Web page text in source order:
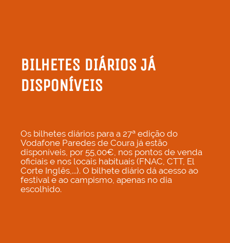
BILHETES DIÁRIOS JÁ
DISPONÍVEIS
Os bilhetes diários para a 27ª edição do
Vodafone Paredes de Coura já estão
disponíveis, por 55,00€, nos pontos de venda
oficiais e nos locais habituais (FNAC, CTT, El
Corte Inglês,...). O bilhete diário dá acesso ao
festival e ao campismo, apenas no dia
escolhido.